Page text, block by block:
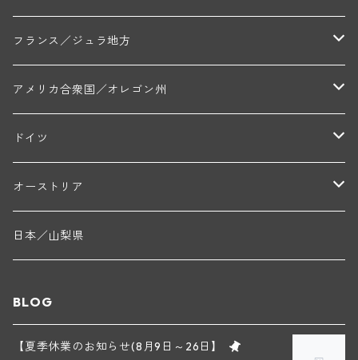
エマニュエル・ルジェ(フラジェ・エシェゾー)
ニコラ・ルジェ(フラジェ・エシェゾー)
メオ・カミュゼ・フレール・エ・スール(ヴォーヌ・ロマネ)
アンリ・グージュ(ニュイ・サン・ジョルジュ)
ドニ・ペール・エ・フィス(ペルナン・ヴェルジュレス)
コント・ラフォン(ムルソー)
フランソワ・ミクルスキ(ムルソー)
バンジャマン・ルルー(ボーヌ)
A&Pド・ヴィレーヌ(ブーズロン)
マンシア・ポンセ(シャントレ)
ボージョレ地区
フランク・ジュイヤール(ジュリエナ)
ギイ・ブルトン(モルゴン)
シャトー・ル・タンプル
デ・オー・ペミオン(ムスカデ)
サントル・ニヴェルネ地区
ディディエ・ダグノー(プイィ・フュメ)
レジス・ミネ(プイィ・フュメ)
トゥーレーヌ地区
ド・ラ・ノブレ(シノン)
ロリー・ガスマン
フランス／ジュラ地方
アルボワ
ペリカン
アメリカ合衆国／オレゴン州
ウィラメット・ヴァレー
ニコラ・ジェイ
ドイツ
ラインガウ
ゲオルグ・ブロイヤー
フランケン
オーストリア
テルメンレギオン
日本／山梨県
BLOG
【夏季休業のお知らせ(8月9日～26日】